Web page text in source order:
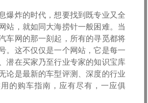
爆炸的时代，想要找到既专业又全
站，就如同大海捞针一般困难。当
车网的那一刻起，所有的寻觅都将
。这不仅仅是一个网站，它是每一
潜在买家乃至行业专家的知识宝库
论是最新的车型评测、深度的行业
的购车指南，应有尽有，一应俱